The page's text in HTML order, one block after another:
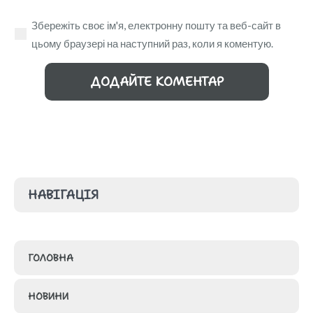
Збережіть своє ім'я, електронну пошту та веб-сайт в
цьому браузері на наступний раз, коли я коментую.
НАВІГАЦІЯ
ГОЛОВНА
НОВИНИ